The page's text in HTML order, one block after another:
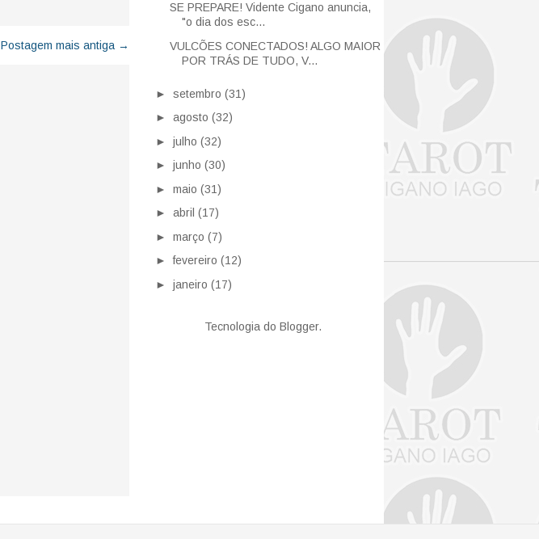
Postagem mais antiga →
SE PREPARE! Vidente Cigano anuncia,
"o dia dos esc...
VULCÕES CONECTADOS! ALGO MAIOR
POR TRÁS DE TUDO, V...
► setembro (31)
► agosto (32)
► julho (32)
► junho (30)
► maio (31)
► abril (17)
► março (7)
►fevereiro (12)
► janeiro (17)
Tecnologia do Blogger.